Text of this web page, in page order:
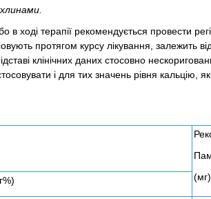
в ході терапії рекомендується провести
протягом курсу лікування, залежить
клінічних даних стосовно
і для тих значень рівня кальцію,
(мг)